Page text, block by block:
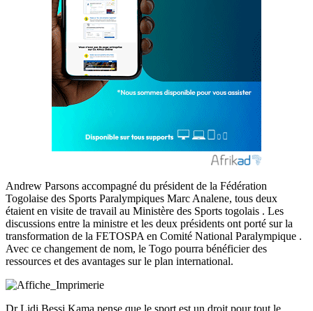
Andrew Parsons accompagné du président de la Fédération
Togolaise des Sports Paralympiques Marc Analene, tous deux
étaient en visite de travail au Ministère des Sports togolais . Les
discussions entre la ministre et les deux présidents ont porté sur la
transformation de la FETOSPA en Comité National Paralympique .
Avec ce changement de nom, le Togo pourra bénéficier des
ressources et des avantages sur le plan international.
Dr Lidi Bessi Kama pense que le sport est un droit pour tout le